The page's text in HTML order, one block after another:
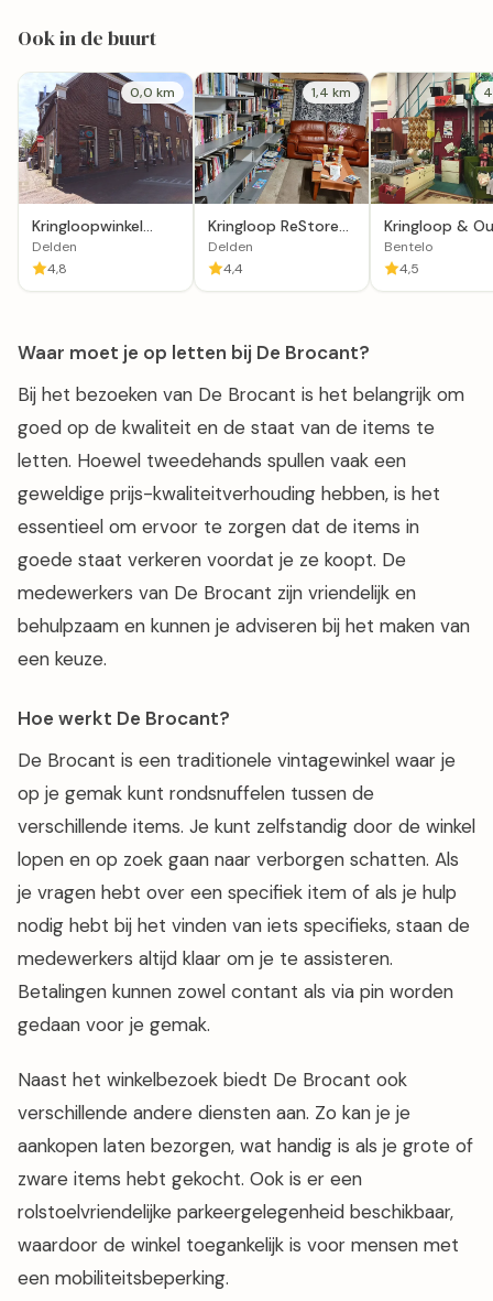
Ook in de buurt
0,0 km
Kringloopwinkel
Opnieuw Vintage,
Vinyl & Design
Delden
4,8
1,4 km
Kringloop ReStore
Delden
Delden
4,4
Kringloop &
Het Hoekje in
Bentelo
Bentelo
4,5
Waar moet je op letten bij De Brocant?
Bij het bezoeken van De Brocant is het belangrijk om
goed op de kwaliteit en de staat van de items te
letten. Hoewel tweedehands spullen vaak een
geweldige prijs-kwaliteitverhouding hebben, is het
essentieel om ervoor te zorgen dat de items in
goede staat verkeren voordat je ze koopt. De
medewerkers van De Brocant zijn vriendelijk en
behulpzaam en kunnen je adviseren bij het maken van
een keuze.
Hoe werkt De Brocant?
De Brocant is een traditionele vintagewinkel waar je
op je gemak kunt rondsnuffelen tussen de
verschillende items. Je kunt zelfstandig door de winkel
lopen en op zoek gaan naar verborgen schatten. Als
je vragen hebt over een specifiek item of als je hulp
nodig hebt bij het vinden van iets specifieks, staan de
medewerkers altijd klaar om je te assisteren.
Betalingen kunnen zowel contant als via pin worden
gedaan voor je gemak.
Naast het winkelbezoek biedt De Brocant ook
verschillende andere diensten aan. Zo kan je je
aankopen laten bezorgen, wat handig is als je grote of
zware items hebt gekocht. Ook is er een
rolstoelvriendelijke parkeergelegenheid beschikbaar,
waardoor de winkel toegankelijk is voor mensen met
een mobiliteitsbeperking.